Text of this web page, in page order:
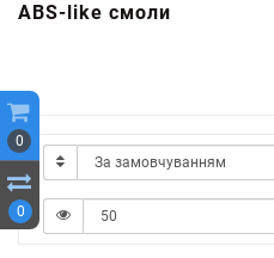
0
0
ABS-like смоли